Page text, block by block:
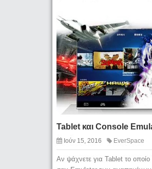
Tablet και Console
Ιούν 15, 2016 EverSpace
Αν ψάχνετε για Tablet το οποίο